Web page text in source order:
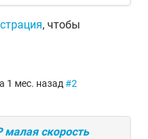
, чтобы
1 мес. назад #2
малая скорость